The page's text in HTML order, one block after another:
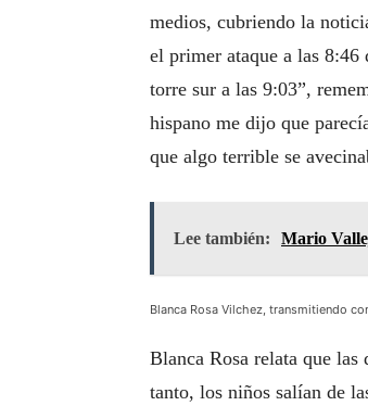
medios, cubriendo la
el primer ataque a las 8:46
torre sur a las 9:03”,
hispano me dijo que
que algo terrible se
Lee también: Mario
Blanca Rosa Vilchez, transmitiendo
Blanca Rosa relata que
tanto, los niños salían de